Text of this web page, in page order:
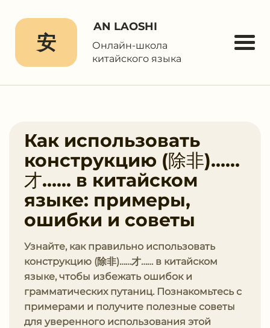
安
AN LAOSHI
Онлайн-школа
китайского языка
Как использовать
конструкцию (除⾮)……
才…… в китайском
языке: примеры,
ошибки и советы
Узнайте, как правильно использовать
конструкцию (除⾮)……才…… в китайском
языке, чтобы избежать ошибок и
грамматических путаниц. Познакомьтесь с
примерами и получите полезные советы
для уверенного использования этой